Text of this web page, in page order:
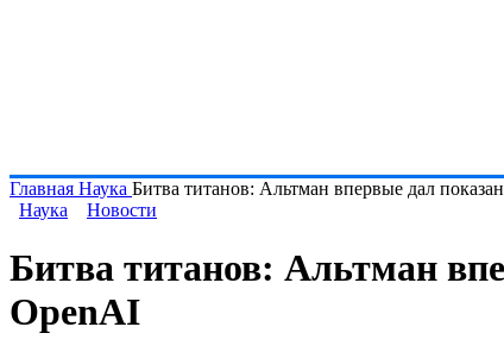
Главная Наука Битва титанов: Альтман впервые дал
Наука
Новости
Битва титанов: Альтман
OpenAI